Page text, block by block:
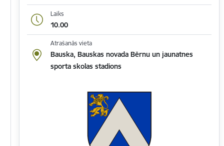
Laiks
10.00
Atrašanās vieta
Bauska, Bauskas novada Bērnu un jaunatnes
sporta skolas stadions